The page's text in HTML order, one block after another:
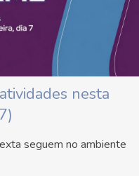
nesta
seguem no ambiente